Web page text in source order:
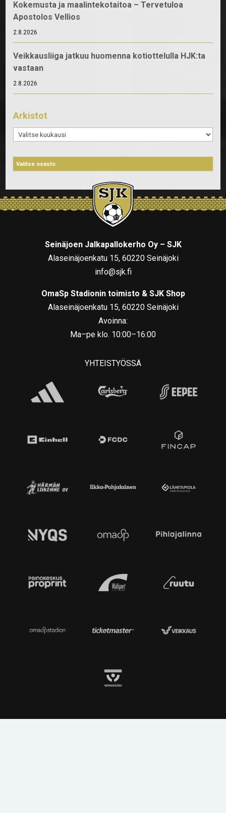
Kokemusta ja maalintekotaitoa – Tervetuloa
Apostolos Vellios
2.8.2026
Veikkausliiga jatkuu huomenna kotiottelulla HJK:ta
vastaan
2.8.2026
Arkistot
Arkistot
Seinäjoen Jalkapallokerho Oy – SJK
Alaseinäjoenkatu 15, 60220 Seinäjoki
info@sjk.fi
OmaSp Stadionin toimisto & SJK Shop
Alaseinäjoenkatu 15, 60220 Seinäjoki
Avoinna:
Ma–pe klo. 10:00–16:00
YHTEISTYÖSSÄ